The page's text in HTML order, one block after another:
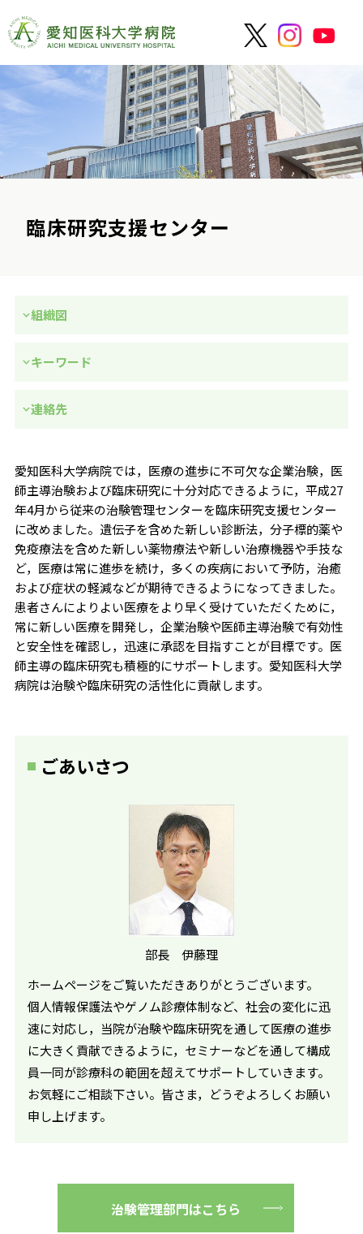
臨床研究支援センター
組織図
キーワード
連絡先
愛知医科大学病院では，医療の進歩に不可欠な企業治験，医
師主導治験および臨床研究に十分対応できるように，平成27
年4月から従来の治験管理センターを臨床研究支援センター
に改めました。遺伝子を含めた新しい診断法，分子標的薬や
免疫療法を含めた新しい薬物療法や新しい治療機器や手技な
ど，医療は常に進歩を続け，多くの疾病において予防，治癒
および症状の軽減などが期待できるようになってきました。
患者さんによりよい医療をより早く受けていただくために，
常に新しい医療を開発し，企業治験や医師主導治験で有効性
と安全性を確認し，迅速に承認を目指すことが目標です。医
師主導の臨床研究も積極的にサポートします。愛知医科大学
病院は治験や臨床研究の活性化に貢献します。
ごあいさつ
部長 伊藤理
ホームページをご覧いただきありがとうございます。
個人情報保護法やゲノム診療体制など、社会の変化に迅
速に対応し，当院が治験や臨床研究を通して医療の進歩
に大きく貢献できるように，セミナーなどを通して構成
員一同が診療科の範囲を超えてサポートしていきます。
お気軽にご相談下さい。皆さま，どうぞよろしくお願い
申し上げます。
治験管理部門はこちら